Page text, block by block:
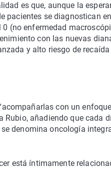
es que, aunque la
pacientes se diagnostican en
(no enfermedad
con las nuevas
y alto riesgo de recaída
con un enfoque
añadiendo que cada
denomina oncología
está íntimamente